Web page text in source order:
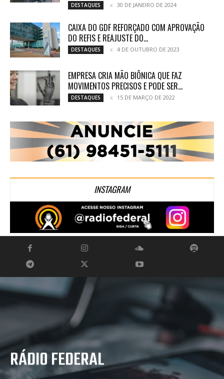
DESTAQUES 30 DE JANEIRO DE 2024
CAIXA DO GDF REFORÇADO COM APROVAÇÃO
DO REFIS E REAJUSTE DO...
DESTAQUES 4 DE OUTUBRO DE 2023
EMPRESA CRIA MÃO BIÔNICA QUE FAZ
MOVIMENTOS PRECISOS E PODE SER...
DESTAQUES 15 DE MARÇO DE 2022
INSTAGRAM
RÁDIO FEDERAL